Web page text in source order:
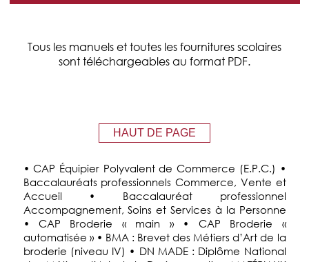
Tous les manuels et toutes les fournitures scolaires
sont téléchargeables au format PDF.
HAUT DE PAGE
• CAP Équipier Polyvalent de Commerce (E.P.C.) •
Baccalauréats professionnels Commerce, Vente et
Accueil • Baccalauréat professionnel
Accompagnement, Soins et Services à la Personne
• CAP Broderie « main » • CAP Broderie «
automatisée » • BMA : Brevet des Métiers d’Art de la
broderie (niveau IV) • DN MADE : Diplôme National